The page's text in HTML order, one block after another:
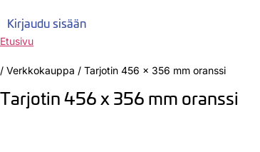
Kirjaudu sisään
Etusivu
/ Verkkokauppa / Tarjotin 456 x 356 mm oranssi
Tarjotin 456 x 356 mm oranssi